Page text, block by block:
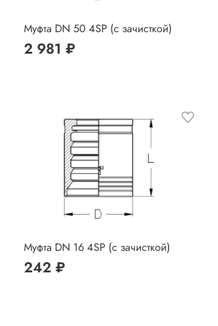
Муфта DN 50 4SP (с зачисткой)
2 981 ₽
Муфта DN 16 4SP (с зачисткой)
242 ₽